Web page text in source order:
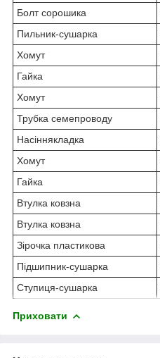
Болт сорошика
Пильник-сушарка
Хомут
Гайка
Хомут
Трубка семепроводу
Насіннякладка
Хомут
Гайка
Втулка ковзна
Втулка ковзна
Зірочка пластикова
Підшипник-сушарка
Ступиця-сушарка
Приховати